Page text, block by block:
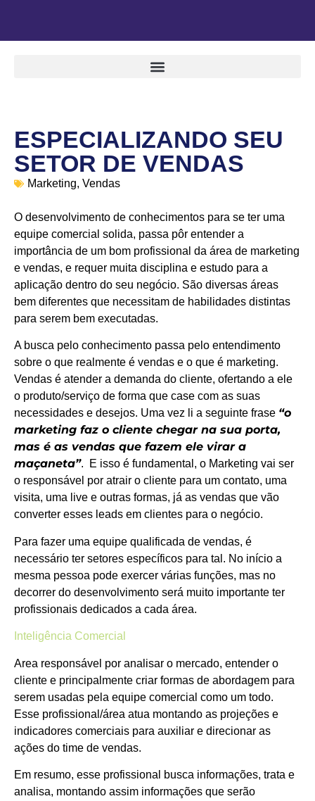
ESPECIALIZANDO SEU
SETOR DE VENDAS
Marketing, Vendas
O desenvolvimento de conhecimentos para se ter uma
equipe comercial solida, passa pôr entender a
importância de um bom profissional da área de marketing
e vendas, e requer muita disciplina e estudo para a
aplicação dentro do seu negócio. São diversas áreas
bem diferentes que necessitam de habilidades distintas
para serem bem executadas.
A busca pelo conhecimento passa pelo entendimento
sobre o que realmente é vendas e o que é marketing.
Vendas é atender a demanda do cliente, ofertando a ele
o produto/serviço de forma que case com as suas
necessidades e desejos. Uma vez li a seguinte frase “o
marketing faz o cliente chegar na sua porta,
mas é as vendas que fazem ele virar a
maçaneta”. E isso é fundamental, o Marketing vai ser
o responsável por atrair o cliente para um contato, uma
visita, uma live e outras formas, já as vendas que vão
converter esses leads em clientes para o negócio.
Para fazer uma equipe qualificada de vendas, é
necessário ter setores específicos para tal. No início a
mesma pessoa pode exercer várias funções, mas no
decorrer do desenvolvimento será muito importante ter
profissionais dedicados a cada área.
Inteligência Comercial
Area responsável por analisar o mercado, entender o
cliente e principalmente criar formas de abordagem para
serem usadas pela equipe comercial como um todo.
Esse profissional/área atua montando as projeções e
indicadores comerciais para auxiliar e direcionar as
ações do time de vendas.
Em resumo, esse profissional busca informações, trata e
analisa, montando assim informações que serão